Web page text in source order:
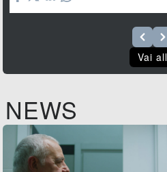
Vai
NEWS